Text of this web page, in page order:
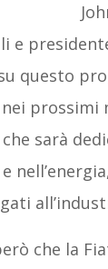
e
questo
prossimi
sarà
che la